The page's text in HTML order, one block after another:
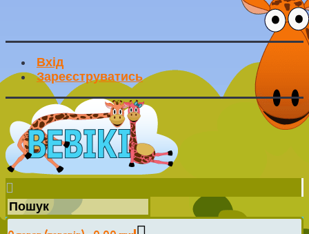
Вхід
Зареєструватись